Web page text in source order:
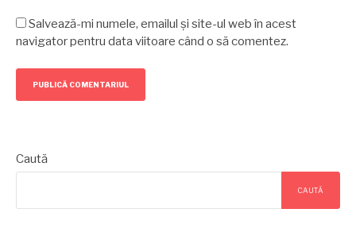
Salvează-mi numele, emailul și site-ul web în acest
navigator pentru data viitoare când o să comentez.
Caută
CAUTĂ